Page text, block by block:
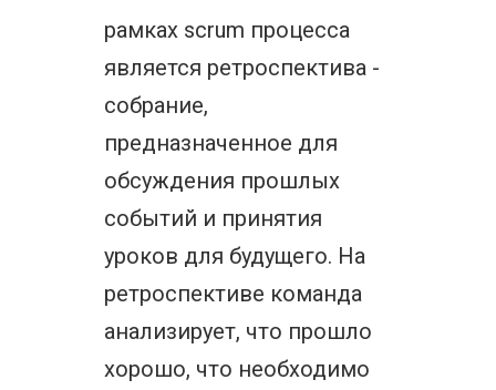
рамках scrum процесса
является ретроспектива -
собрание,
предназначенное для
обсуждения прошлых
событий и принятия
уроков для будущего. На
ретроспективе команда
анализирует, что прошло
хорошо, что необходимо